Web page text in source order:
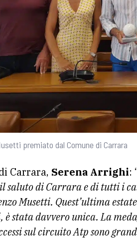
premiato dal Comune di Carrara
Carrara, Serena Arrighi:
saluto di Carrara e di tutti i
Musetti. Quest’ultima
è stata davvero unica. La
sul circuito Atp sono